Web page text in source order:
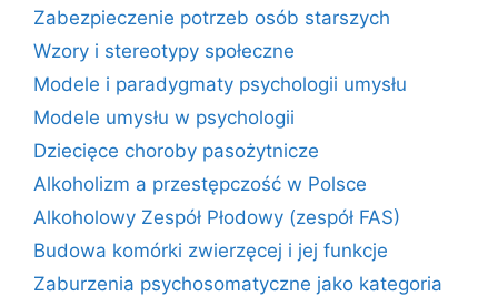
Zabezpieczenie potrzeb osób starszych
Wzory i stereotypy społeczne
Modele i paradygmaty psychologii umysłu
Modele umysłu w psychologii
Dziecięce choroby pasożytnicze
Alkoholizm a przestępczość w Polsce
Alkoholowy Zespół Płodowy (zespół FAS)
Budowa komórki zwierzęcej i jej funkcje
Zaburzenia psychosomatyczne jako kategoria